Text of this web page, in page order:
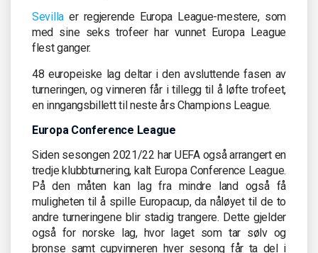
Sevillaer regjerende Europa League-mestere, som
med sine seks trofeer har vunnet Europa League
flest ganger.
48 europeiske lag deltar i den avsluttende fasen av
turneringen, og vinneren får i tillegg til å løfte trofeet,
en inngangsbillett til neste års Champions League.
Europa Conference League
Siden sesongen 2021/22 har UEFA også arrangert en
tredje klubbturnering, kalt Europa Conference League.
På den måten kan lag fra mindre land også få
muligheten til å spille Europacup, da nåløyet til de to
andre turneringene blir stadig trangere. Dette gjelder
også for norske lag, hvor laget som tar sølv og
bronse samt cupvinneren hver sesong får ta del i